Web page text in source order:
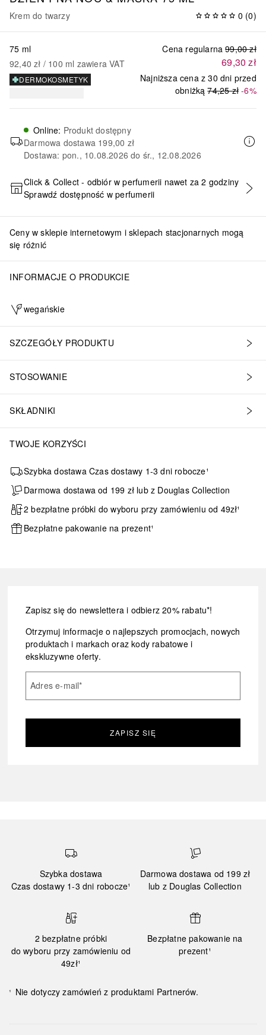
Krem do twarzy 0 (0)
Cena regularna 99,00 zł
69,30 zł
Najniższa cena z 30 dni przed
obniżką 74,25 zł -6%
75 ml
92,40 zł / 100 ml zawiera VAT
DERMOKOSMETYK
Online: Produkt dostępny
Darmowa dostawa 199,00 zł
Dostawa: pon., 10.08.2026 do śr., 12.08.2026
DODAJ DO KOSZYKA
Click & Collect - odbiór w perfumerii nawet za 2 godziny
Sprawdź dostępność w perfumerii
Ceny w sklepie internetowym i sklepach stacjonarnych mogą
się różnić
INFORMACJE O PRODUKCIE
wegańskie
SZCZEGÓŁY PRODUKTU
STOSOWANIE
SKŁADNIKI
TWOJE KORZYŚCI
Szybka dostawa Czas dostawy 1-3 dni robocze¹
Darmowa dostawa od 199 zł lub z Douglas Collection
2 bezpłatne próbki do wyboru przy zamówieniu od 49zł¹
Bezpłatne pakowanie na prezent¹
Zapisz się do newslettera i odbierz 20% rabatu*!
Otrzymuj informacje o najlepszych promocjach, nowych
produktach i markach oraz kody rabatowe i
ekskluzywne oferty.
Adres e-mail*
ZAPISZ SIĘ
Szybka dostawa
Czas dostawy 1-3 dni robocze¹
Darmowa dostawa od 199 zł
lub z Douglas Collection
2 bezpłatne próbki
do wyboru przy zamówieniu od
49zł¹
Bezpłatne pakowanie na
prezent¹
¹ Nie dotyczy zamówień z produktami Partnerów.